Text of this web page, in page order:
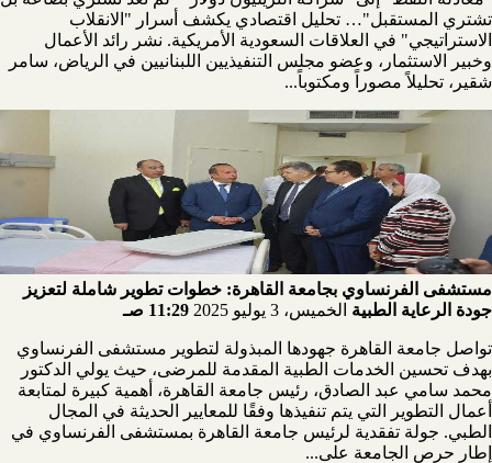
تشتري المستقبل"… تحليل اقتصادي يكشف أسرار "الانقلاب
الاستراتيجي" في العلاقات السعودية الأمريكية. نشر رائد الأعمال
وخبير الاستثمار، وعضو مجلس التنفيذيين اللبنانيين في الرياض، سامر
شقير، تحليلاً مصوراً ومكتوباً...
مستشفى الفرنساوي بجامعة القاهرة: خطوات تطوير شاملة لتعزيز
جودة الرعاية الطبية الخميس، 3 يوليو 2025 11:29 صـ
تواصل جامعة القاهرة جهودها المبذولة لتطوير مستشفى الفرنساوي
بهدف تحسين الخدمات الطبية المقدمة للمرضى، حيث يولي الدكتور
محمد سامي عبد الصادق، رئيس جامعة القاهرة، أهمية كبيرة لمتابعة
أعمال التطوير التي يتم تنفيذها وفقًا للمعايير الحديثة في المجال
الطبي. جولة تفقدية لرئيس جامعة القاهرة بمستشفى الفرنساوي في
إطار حرص الجامعة على...